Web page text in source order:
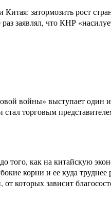
затормозить рост
заявлял, что КНР
войны» выступает
торговым
того, как на китайскую
корни и ее куда
которых зависит